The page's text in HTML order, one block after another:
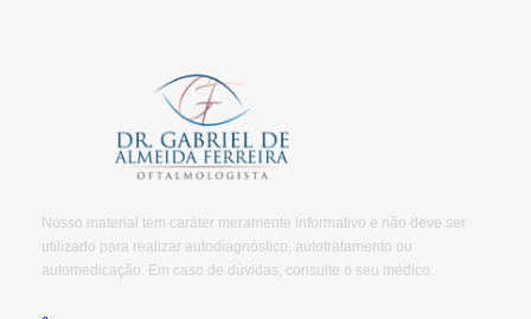
Nosso material tem caráter meramente informativo e não deve ser
utilizado para realizar autodiagnóstico, autotratamento ou
automedicação. Em caso de dúvidas, consulte o seu médico.